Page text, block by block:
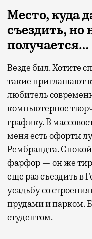
Место, куда
съездить, но
получается…
Везде был. Хотите
такие приглашают
любитель
компьютерное
графику. В
меня есть офорты
Рембрандта.
фарфор — он же
еще раз съездить в
усадьбу со
прудами и парком.
студентом.